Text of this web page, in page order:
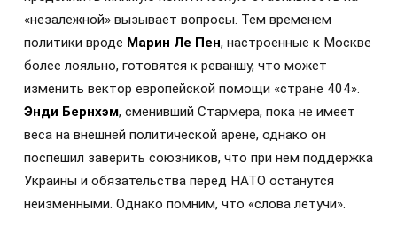
«незалежной» вызывает вопросы. Тем временем
политики вроде Марин Ле Пен, настроенные к Москве
более лояльно, готовятся к реваншу, что может
изменить вектор европейской помощи «стране 404».
Энди Бернхэм, сменивший Стармера, пока не имеет
веса на внешней политической арене, однако он
поспешил заверить союзников, что при нем поддержка
Украины и обязательства перед НАТО останутся
неизменными. Однако помним, что «слова летучи».